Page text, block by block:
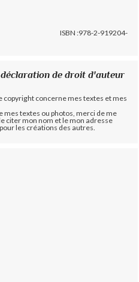
ISBN :978-2-919204-
de droit d'auteur
copyright concerne mes textes et mes
mes textes ou photos, merci de me
citer mon nom et le mon adresse
les créations des autres.